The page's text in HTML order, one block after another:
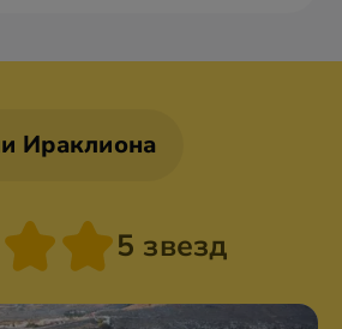
Ираклиона
5 звезд